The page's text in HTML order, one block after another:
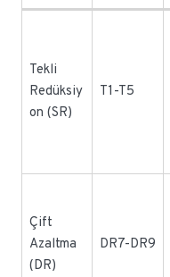
Tekli
Redüksiy
on (SR)
T1-T5
Çift
Azaltma
(DR)
DR7-DR9